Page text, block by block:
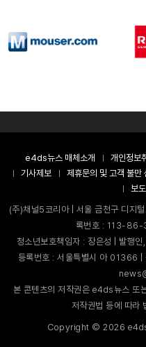
e4ds뉴스 매체소개 개인정보
기사제보
제휴문의 및 고객 불만
보
(주)채널5코리아 | 서울 금천구 디지
록번호 : 113-86-
청소년보호책임자 : 장은성 | 발
등록번호 : 서울특별시 아 01366
본 콘텐츠의 저작권은 e4ds뉴스 또
저작권법 등에 따라
Copyright ©2026